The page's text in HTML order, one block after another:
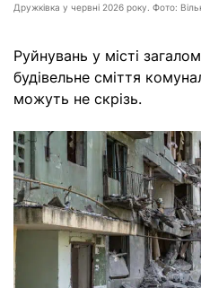
Дружківка у червні 2026 року. Фото:
Руйнувань у місті
будівельне сміття
можуть не скрізь.